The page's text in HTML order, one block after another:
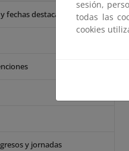
fechas destacadas
y jornadas
sesión,
todas las
cookies